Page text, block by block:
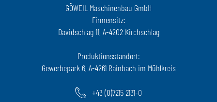
GÖWEIL Maschinenbau GmbH
Firmensitz:
Davidschlag 11, A-4202 Kirchschlag
Produktionsstandort:
Gewerbepark 6, A-4261 Rainbach im Mühlkreis
+43 (0)7215 2131-0